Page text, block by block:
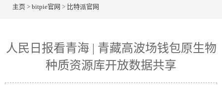
主页 > bitpie官网 > 比特派官网
人民日报看青海 | 青藏高波场钱包原生物
种质资源库开放数据共享